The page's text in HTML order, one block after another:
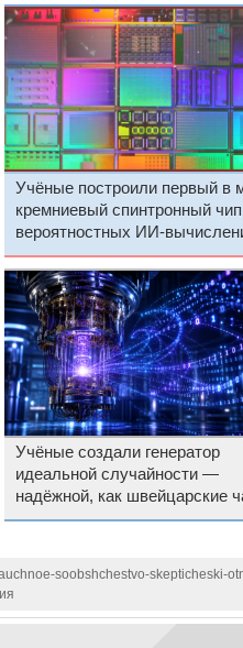
Учёные построили первый в
кремниевый спинтронный
вероятностных ИИ-
Учёные создали генератор
идеальной случайности —
надёжной, как швейцарские
soobshchestvo-skepticheski-